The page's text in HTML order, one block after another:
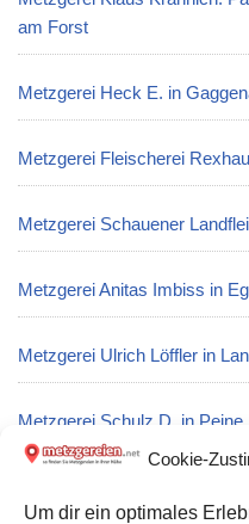
Cookie-
Um dir ein optimales
am Forst
Metzgerei Heck E. in
Metzgerei Fleischerei
Metzgerei Schauener
Metzgerei Anitas Imbiss in
Metzgerei Ulrich Löffler in
Metzgerei Schulz D. in Peine
in Rottenburg am Neckar